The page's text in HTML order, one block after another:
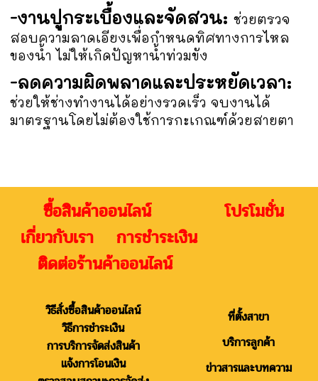
-งานปูกระเบื้องและจัดสวน: ช่วยตรวจ
สอบความลาดเอียงเพื่อกำหนดทิศทางการไหล
ของน้ำ ไม่ให้เกิดปัญหาน้ำท่วมขัง
-ลดความผิดพลาดและประหยัดเวลา:
ช่วยให้ช่างทำงานได้อย่างรวดเร็ว จบงานได้
มาตรฐานโดยไม่ต้องใช้การกะเกณฑ์ด้วยสายตา
ซื้อสินค้าออนไลน์ โปรโมชั่น
เกี่ยวกับเรา การชำระเงิน
ติดต่อร้านค้าออนไลน์
วิธีสั่งซื้อสินค้าออนไลน์
วิธีการชำระเงิน
การบริการจัดส่งสินค้า
แจ้งการโอนเงิน
ที่ตั้งสาขา
บริการลูกค้า
ข่าวสารและบทความ